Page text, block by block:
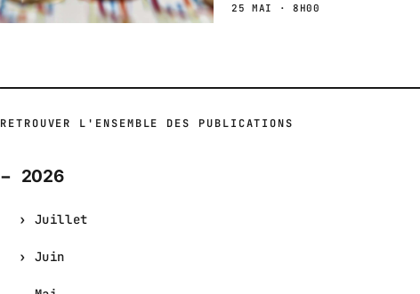
25 MAI · 8H00
RETROUVER L'ENSEMBLE DES PUBLICATIONS
2026
Juillet
Juin